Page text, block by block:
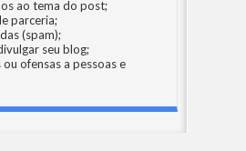
ao tema do post;
parceria;
(spam);
seu blog;
ofensas a pessoas e